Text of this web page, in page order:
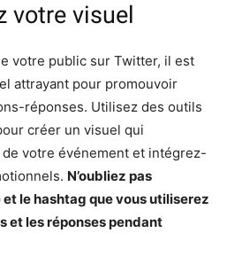
votre visuel
votre public sur Twitter, il est
attrayant pour promouvoir
réponses. Utilisez des outils
créer un visuel qui
votre événement et intégrez-
N’oubliez pas
et le hashtag que vous utiliserez
et les réponses pendant